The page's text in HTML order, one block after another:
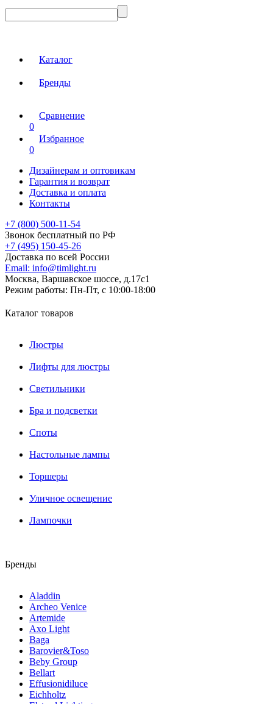
Каталог
Бренды
Сравнение
0
Избранное
0
Дизайнерам и оптовикам
Гарантия и возврат
Доставка и оплата
Контакты
+7 (800) 500-11-54
Звонок бесплатный по РФ
+7 (495) 150-45-26
Доставка по всей России
Email: info@timlight.ru
Москва, Варшавское шоссе, д.17c1
Режим работы: Пн-Пт, с 10:00-18:00
Каталог товаров
Люстры
Лифты для люстры
Светильники
Бра и подсветки
Споты
Настольные лампы
Торшеры
Уличное освещение
Лампочки
Бренды
Aladdin
Archeo Venice
Artemide
Axo Light
Baga
Barovier&Toso
Beby Group
Bellart
Effusionidiluce
Eichholtz